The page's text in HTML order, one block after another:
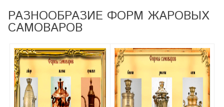
РАЗНООБРАЗИЕ ФОРМ ЖАРОВЫХ
САМОВАРОВ